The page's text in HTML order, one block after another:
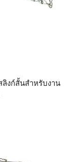
งก์สั้นสำหรับงาน